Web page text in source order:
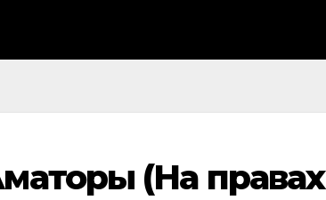
(На правах